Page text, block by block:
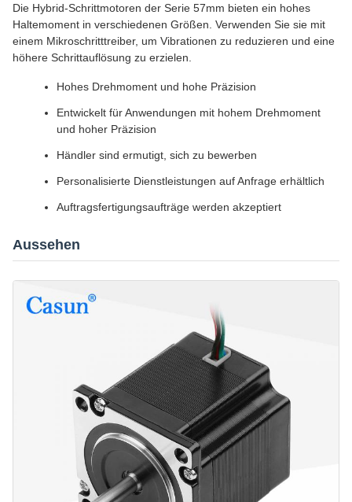
Die Hybrid-Schrittmotoren der Serie 57mm bieten ein hohes
Haltemoment in verschiedenen Größen. Verwenden Sie sie mit
einem Mikroschritttreiber, um Vibrationen zu reduzieren und eine
höhere Schrittauflösung zu erzielen.
Hohes Drehmoment und hohe Präzision
Entwickelt für Anwendungen mit hohem Drehmoment
und hoher Präzision
Händler sind ermutigt, sich zu bewerben
Personalisierte Dienstleistungen auf Anfrage erhältlich
Auftragsfertigungsaufträge werden akzeptiert
Aussehen